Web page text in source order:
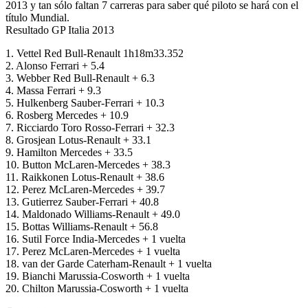
2013 y tan sólo faltan 7 carreras para saber qué piloto se hará con el
título Mundial.
Resultado GP Italia 2013
1. Vettel Red Bull-Renault 1h18m33.352
2. Alonso Ferrari + 5.4
3. Webber Red Bull-Renault + 6.3
4. Massa Ferrari + 9.3
5. Hulkenberg Sauber-Ferrari + 10.3
6. Rosberg Mercedes + 10.9
7. Ricciardo Toro Rosso-Ferrari + 32.3
8. Grosjean Lotus-Renault + 33.1
9. Hamilton Mercedes + 33.5
10. Button McLaren-Mercedes + 38.3
11. Raikkonen Lotus-Renault + 38.6
12. Perez McLaren-Mercedes + 39.7
13. Gutierrez Sauber-Ferrari + 40.8
14. Maldonado Williams-Renault + 49.0
15. Bottas Williams-Renault + 56.8
16. Sutil Force India-Mercedes + 1 vuelta
17. Perez McLaren-Mercedes + 1 vuelta
18. van der Garde Caterham-Renault + 1 vuelta
19. Bianchi Marussia-Cosworth + 1 vuelta
20. Chilton Marussia-Cosworth + 1 vuelta